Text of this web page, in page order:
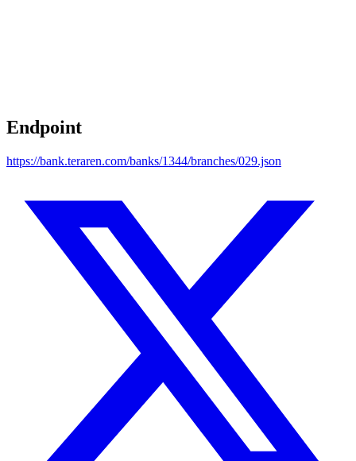
Endpoint
https://bank.teraren.com/banks/1344/branches/029.json